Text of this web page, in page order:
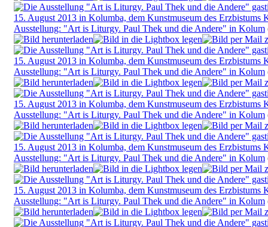
Ausstellung: "Art is Liturgy. Paul Thek und die Andere" in Kolum
Ausstellung: "Art is Liturgy. Paul Thek und die Andere" in Kolum
Ausstellung: "Art is Liturgy. Paul Thek und die Andere" in Kolum
Ausstellung: "Art is Liturgy. Paul Thek und die Andere" in Kolum
Ausstellung: "Art is Liturgy. Paul Thek und die Andere" in Kolum